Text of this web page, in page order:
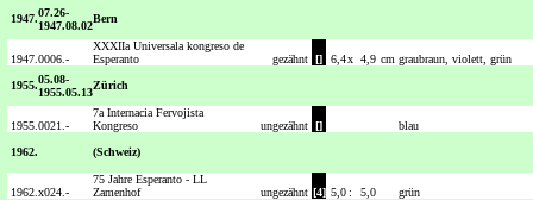
1947.07.26-
1947.08.02
Bern
1947. 0006.-
XXXIIa Universala kongreso de
Esperanto
gezähnt [] 6,4x 4,9 cm graubraun, violett, grün
1955.05.08-
1955.05.13
Zürich
1955. 0021.-
7a Internacia Fervojista
Kongreso
ungezähnt []
blau
1962.
(Schweiz)
1962. x024.-
75 Jahre Esperanto - LL
Zamenhof
ungezähnt [4] 5,0 : 5,0
grün